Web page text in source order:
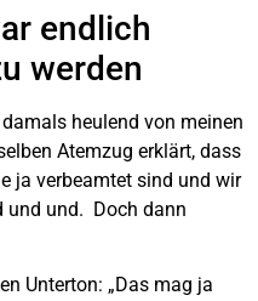
endlich
werden
heulend von meinen
Atemzug erklärt, dass
ja verbeamtet sind und wir
und und. Doch dann
Unterton: „Das mag ja